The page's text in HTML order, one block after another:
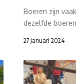
Boeren zijn
dezelfde
27 januari 2024